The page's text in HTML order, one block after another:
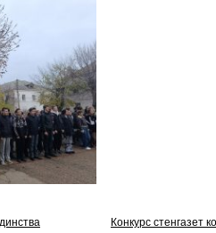
Конкурс стенгазет